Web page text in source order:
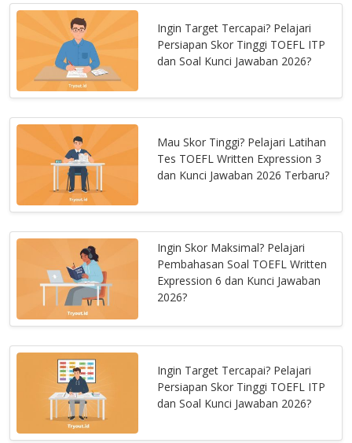
Ingin Target Tercapai? Pelajari
Persiapan Skor Tinggi TOEFL ITP
dan Soal Kunci Jawaban 2026?
Mau Skor Tinggi? Pelajari Latihan
Tes TOEFL Written Expression 3
dan Kunci Jawaban 2026 Terbaru?
Ingin Skor Maksimal? Pelajari
Pembahasan Soal TOEFL Written
Expression 6 dan Kunci Jawaban
2026?
Ingin Target Tercapai? Pelajari
Persiapan Skor Tinggi TOEFL ITP
dan Soal Kunci Jawaban 2026?